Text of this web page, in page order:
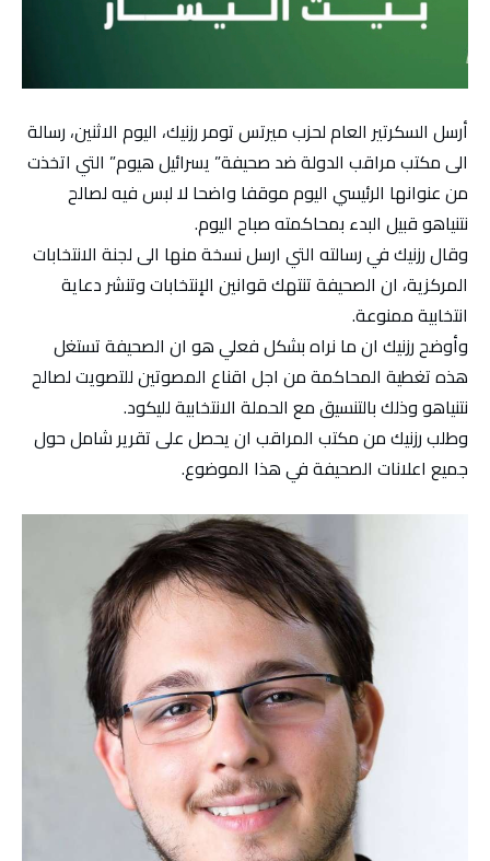
أرسل السكرتير العام لحزب ميرتس تومر رزنيك، اليوم الاثنين، رسالة
الى مكتب مراقب الدولة ضد صحيفة” يسرائيل هيوم” التي اتخذت
من عنوانها الرئيسي اليوم موقفا واضحا لا لبس فيه لصالح
نتنياهو قبيل البدء بمحاكمته صباح اليوم.
وقال رزنيك في رسالته التي ارسل نسخة منها الى لجنة الانتخابات
المركزية، ان الصحيفة تنتهك قوانين الإنتخابات وتنشر دعاية
انتخابية ممنوعة.
وأوضح رزنيك ان ما نراه بشكل فعلي هو ان الصحيفة تستغل
هذه تغطية المحاكمة من اجل اقناع المصوتين للتصويت لصالح
نتنياهو وذلك بالتنسيق مع الحملة الانتخابية لليكود.
وطلب رزنيك من مكتب المراقب ان يحصل على تقرير شامل حول
جميع اعلانات الصحيفة في هذا الموضوع.